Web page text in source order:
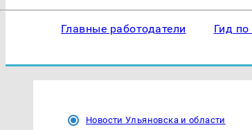
Главные работодатели Гид
Новости Ульяновска и области